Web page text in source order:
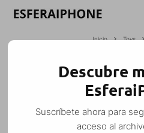
Inicio Toys
Toys · 1 junio, 2008
Descubre
Suscríbete ahora para
acceso al